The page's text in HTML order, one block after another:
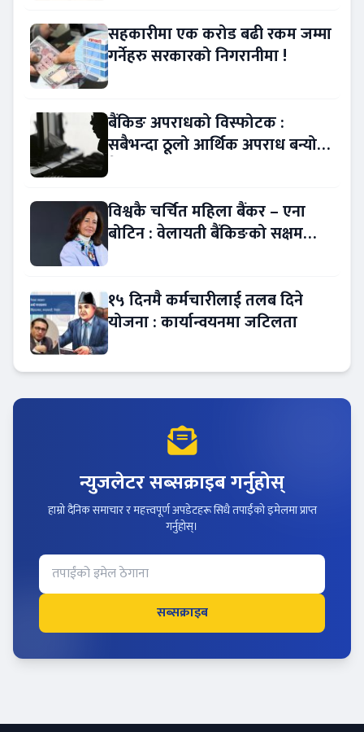
सहकारीमा एक करोड बढी रकम जम्मा
गर्नेहरु सरकारको निगरानीमा !
बैंकिङ अपराधको विस्फोटक :
सबैभन्दा ठूलो आर्थिक अपराध बन्यो
विश्वकै चर्चित महिला बैंकर – एना
बोटिन : वेलायती बैंकिङको सक्षम
१५ दिनमै कर्मचारीलाई तलब दिने
योजना : कार्यान्वयनमा जटिलता
न्युजलेटर सब्सक्राइब गर्नुहोस्
हाम्रो दैनिक समाचार र महत्त्वपूर्ण अपडेटहरू सिधै तपाईंको इमेलमा प्राप्त
गर्नुहोस्।
सब्सक्राइब